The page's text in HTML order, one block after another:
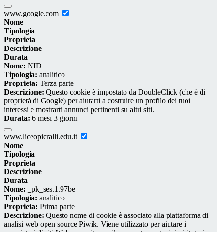
www.google.com
Nome
Tipologia
Proprieta
Descrizione
Durata
Nome: NID
Tipologia: analitico
Proprieta: Terza parte
Descrizione: Questo cookie è impostato da DoubleClick (che è di
proprietà di Google) per aiutarti a costruire un profilo dei tuoi
interessi e mostrarti annunci pertinenti su altri siti.
Durata: 6 mesi 3 giorni
www.liceopieralli.edu.it
Nome
Tipologia
Proprieta
Descrizione
Durata
Nome: _pk_ses.1.97be
Tipologia: analitico
Proprieta: Prima parte
Descrizione: Questo nome di cookie è associato alla piattaforma di
analisi web open source Piwik. Viene utilizzato per aiutare i